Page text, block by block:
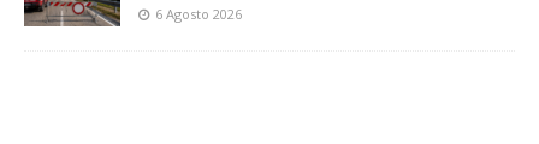
6 Agosto 2026